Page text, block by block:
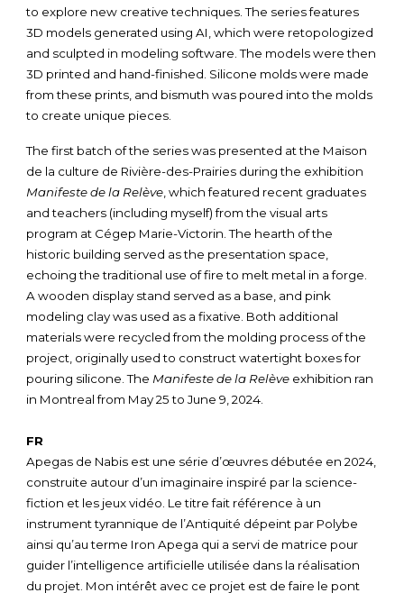
to explore new creative techniques.The series features
3D models generated using AI, which were retopologized
and sculpted in modeling software. The models were then
3D printed and hand-finished. Silicone molds were made
from these prints, and bismuth was poured into the molds
to create unique pieces.
The first batch of the series was presented at the Maison
de la culture de Rivière-des-Prairies during the exhibition
Manifeste de la Relève, which featured recent graduates
and teachers (including myself) from the visual arts
program at Cégep Marie-Victorin. The hearth of the
historic building served as the presentation space,
echoing the traditional use of fire to melt metal in a forge.
A wooden display stand served as a base, and pink
modeling clay was used as a fixative. Both additional
materials were recycled from the molding process of the
project, originally used to construct watertight boxes for
pouring silicone. The Manifeste de la Relève exhibition ran
in Montreal from May 25 to June 9, 2024.
FR
Apegas de Nabis est une série d’œuvres débutée en 2024,
construite autour d’un imaginaire inspiré par la science-
fiction et les jeux vidéo. Le titre fait référence à un
instrument tyrannique de l’Antiquité dépeint par Polybe
ainsi qu’au terme Iron Apega qui a servi de matrice pour
guider l’intelligence artificielle utilisée dans la réalisation
du projet. Mon intérêt avec ce projet est de faire le pont